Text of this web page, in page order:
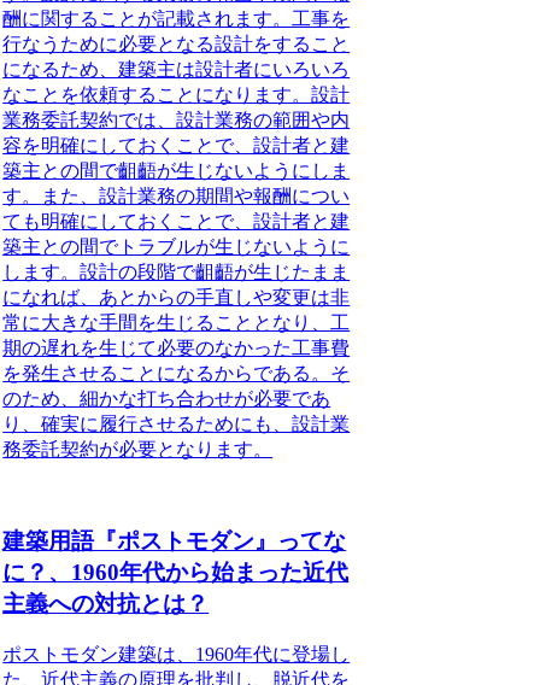
酬に関することが記載されます。工事を
行なうために必要となる設計をすること
になるため、建築主は設計者にいろいろ
なことを依頼することになります。設計
業務委託契約では、設計業務の範囲や内
容を明確にしておくことで、設計者と建
築主との間で齟齬が生じないようにしま
す。
また、設計業務の期間や報酬につい
ても明確にしておくことで、設計者と建
築主との間でトラブルが生じないように
します。設計の段階で齟齬が生じたまま
になれば、あとからの手直しや変更は非
常に大きな手間を生じることとなり、工
期の遅れを生じて必要のなかった工事費
を発生させることになるからである。そ
のため、細かな打ち合わせが必要であ
り、確実に履行させるためにも、設計業
務委託契約が必要となります。
建築用語『ポストモダン』ってな
に？、1960年代から始まった近代
主義への対抗とは？
ポストモダン建築は、 1960年代に登場し
た、近代主義の原理を批判し、脱近代を